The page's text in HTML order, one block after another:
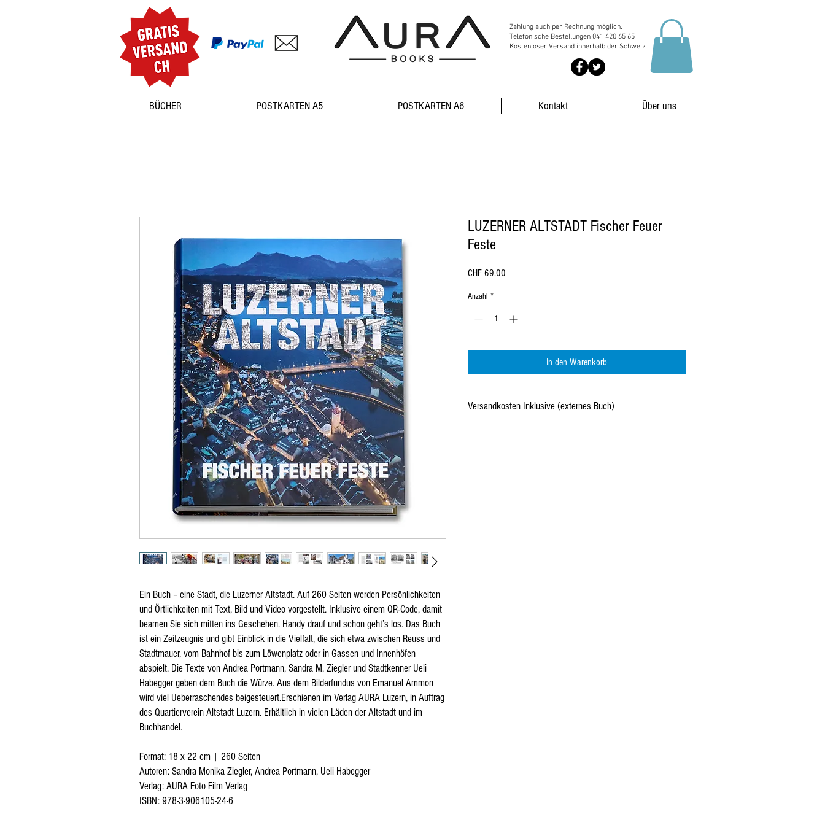
Zahlung auch per Rechnung möglich.
Telefonische Bestellungen 041 420 65 65
Kostenloser Versand innerhalb der Schweiz
BÜCHER POSTKARTEN A5 POSTKARTEN A6 Kontakt Über uns
Ein Buch – eine Stadt, die Luzerner Altstadt. Auf 260 Seiten werden Persönlichkeiten
und Örtlichkeiten mit Text, Bild und Video vorgestellt. Inklusive einem QR-Code, damit
beamen Sie sich mitten ins Geschehen. Handy drauf und schon geht’s los. Das Buch
ist ein Zeitzeugnis und gibt Einblick in die Vielfalt, die sich etwa zwischen Reuss und
Stadtmauer, vom Bahnhof bis zum Löwenplatz oder in Gassen und Innenhöfen
abspielt. Die Texte von Andrea Portmann, Sandra M. Ziegler und Stadtkenner Ueli
Habegger geben dem Buch die Würze. Aus dem Bilderfundus von Emanuel Ammon
wird viel Ueberraschendes beigesteuert.Erschienen im Verlag AURA Luzern, in Auftrag
des Quartierverein Altstadt Luzern. Erhältlich in vielen Läden der Altstadt und im
Buchhandel.
Format: 18 x 22 cm | 260 Seiten
Autoren: Sandra Monika Ziegler, Andrea Portmann, Ueli Habegger
Verlag: AURA Foto Film Verlag
ISBN: 978-3-906105-24-6
LUZERNER ALTSTADT Fischer Feuer
Feste
CHF 69.00
Anzahl *
In den Warenkorb
Versandkosten Inklusive (externes Buch)